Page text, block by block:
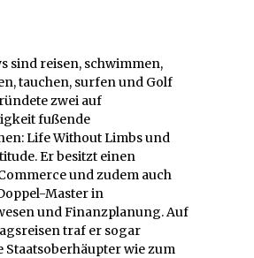
sind reisen, schwimmen,
tauchen, surfen und Golf
zwei auf
fußende
Life Without Limbs und
Er besitzt einen
und zudem auch
Master in
und Finanzplanung. Auf
traf er sogar
Staatsoberhäupter wie zum